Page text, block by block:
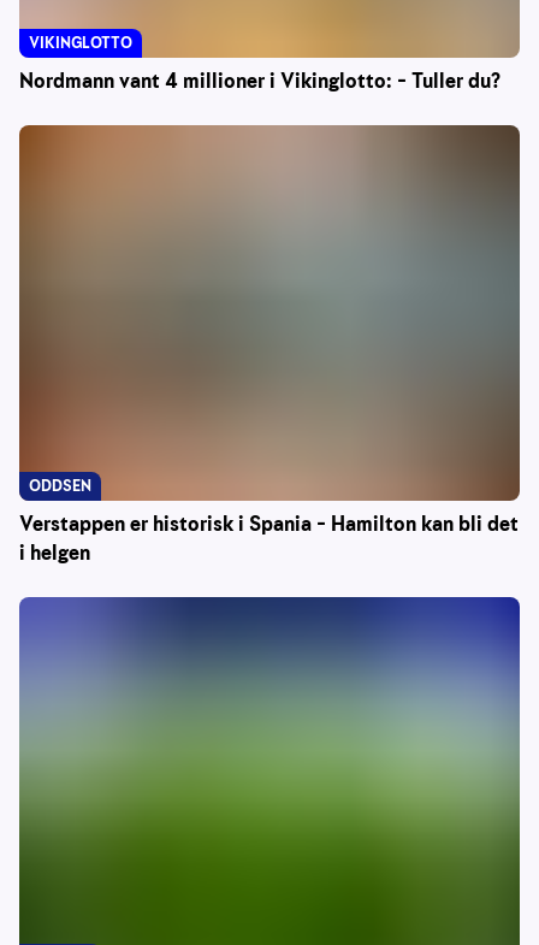
Nordmann vant 4 millioner i Vikinglotto: – Tuller du?
VIKINGLOTTO
Verstappen er historisk i Spania – Hamilton kan bli det
i helgen
ODDSEN